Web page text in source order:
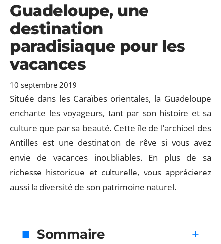
Guadeloupe, une
destination
paradisiaque pour les
vacances
10 septembre 2019
Située dans les Caraïbes orientales, la Guadeloupe
enchante les voyageurs, tant par son histoire et sa
culture que par sa beauté. Cette île de l’archipel des
Antilles est une destination de rêve si vous avez
envie de vacances inoubliables. En plus de sa
richesse historique et culturelle, vous apprécierez
aussi la diversité de son patrimoine naturel.
Sommaire